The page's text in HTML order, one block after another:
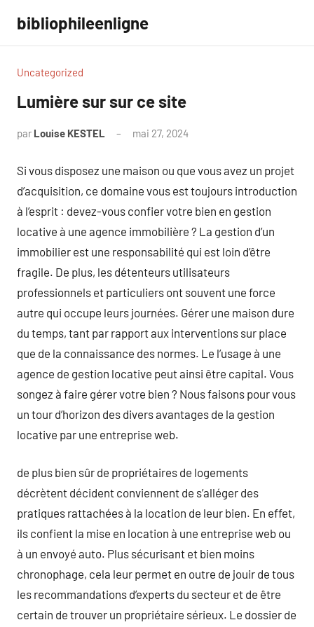
contenu
bibliophileenligne
Uncategorized
Lumière sur sur ce site
par Louise KESTEL mai 27, 2024
Si vous disposez une maison ou que vous avez un projet
d’acquisition, ce domaine vous est toujours introduction
à l’esprit : devez-vous confier votre bien en gestion
locative à une agence immobilière ? La gestion d’un
immobilier est une responsabilité qui est loin d’être
fragile. De plus, les détenteurs utilisateurs
professionnels et particuliers ont souvent une force
autre qui occupe leurs journées. Gérer une maison dure
du temps, tant par rapport aux interventions sur place
que de la connaissance des normes. Le l’usage à une
agence de gestion locative peut ainsi être capital. Vous
songez à faire gérer votre bien ? Nous faisons pour vous
un tour d’horizon des divers avantages de la gestion
locative par une entreprise web.
de plus bien sûr de propriétaires de logements
décrètent décident conviennent de s’alléger des
pratiques rattachées à la location de leur bien. En effet,
ils confient la mise en location à une entreprise web ou
à un envoyé auto. Plus sécurisant et bien moins
chronophage, cela leur permet en outre de jouir de tous
les recommandations d’experts du secteur et de être
certain de trouver un propriétaire sérieux. Le dossier de